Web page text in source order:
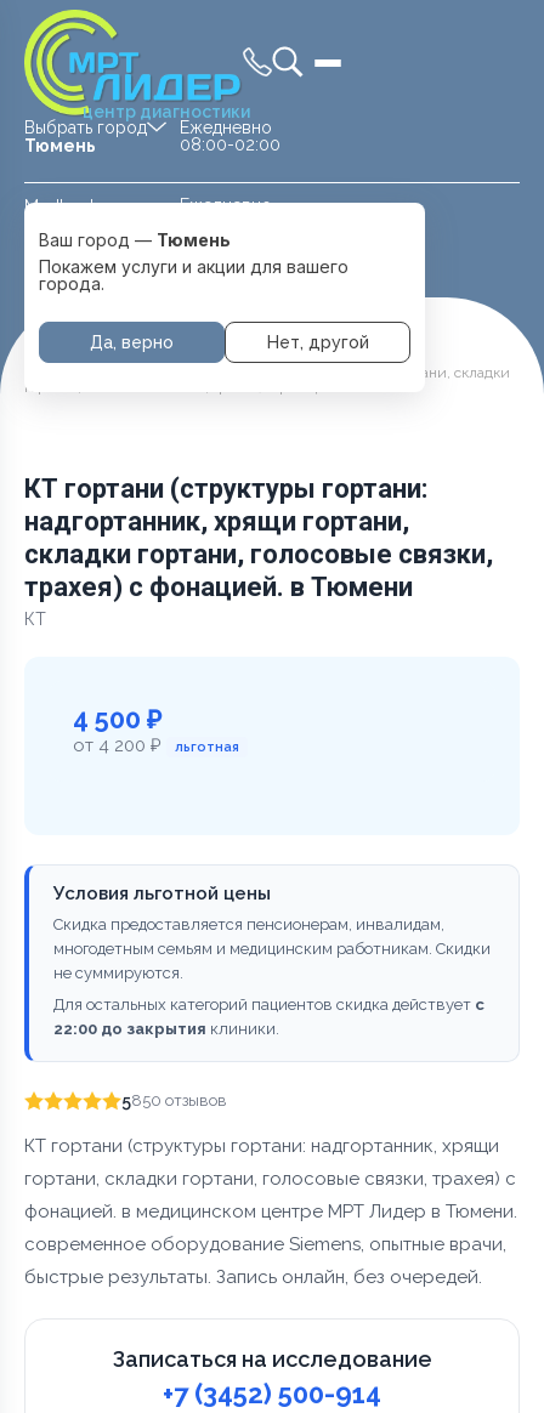
центр диагностики
Выбрать город
Тюмень
Medland —
Тюмень
Ежедневно
08:00-02:00
Ежедневно
Перейти
Ваш город — Тюмень
Покажем услуги и акции для вашего
города.
Да, верно Нет, другой
Главная Услуги и цены
КТ гортани (структуры гортани: надгортанник, хрящи гортани, складки
гортани, голосовые связки, трахея) с фонацией.
КТ гортани (структуры гортани:
надгортанник, хрящи гортани,
складки гортани, голосовые связки,
трахея) с фонацией. в Тюмени
КТ
4 500 ₽
от 4 200 ₽ льготная
Условия льготной цены
Скидка предоставляется пенсионерам, инвалидам,
многодетным семьям и медицинским работникам. Скидки
не суммируются.
Для остальных категорий пациентов скидка действует с
22:00 до закрытия клиники.
5850 отзывов
КТ гортани (структуры гортани: надгортанник, хрящи
гортани, складки гортани, голосовые связки, трахея) с
фонацией. в медицинском центре МРТ Лидер в Тюмени.
современное оборудование Siemens, опытные врачи,
быстрые результаты. Запись онлайн, без очередей.
Записаться на исследование
+7 (3452) 500-914